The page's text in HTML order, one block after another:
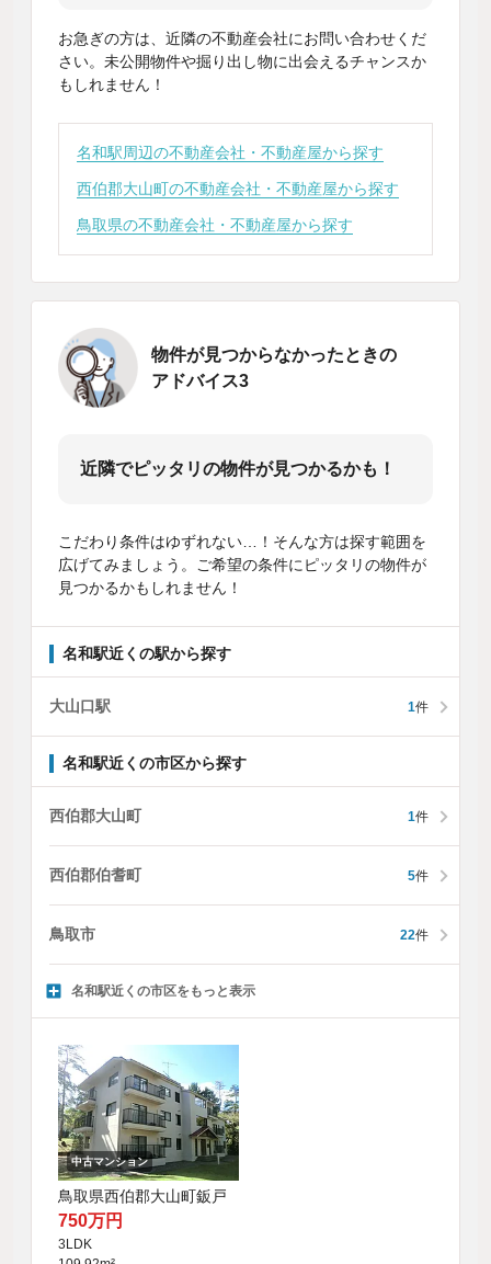
お急ぎの方は、近隣の不動産会社にお問い合わせくだ
さい。未公開物件や掘り出し物に出会えるチャンスか
もしれません！
名和駅周辺の不動産会社・不動産屋から探す
西伯郡大山町の不動産会社・不動産屋から探す
鳥取県の不動産会社・不動産屋から探す
物件が見つからなかったときの
アドバイス3
近隣でピッタリの物件が見つかるかも！
こだわり条件はゆずれない…！そんな方は探す範囲を
広げてみましょう。ご希望の条件にピッタリの物件が
見つかるかもしれません！
名和駅近くの駅から探す
大山口駅 1件
名和駅近くの市区から探す
西伯郡大山町 1件
西伯郡伯耆町 5件
鳥取市 22件
名和駅近くの市区をもっと表示
中古マンション
鳥取県西伯郡大山町鈑戸
750万円
3LDK